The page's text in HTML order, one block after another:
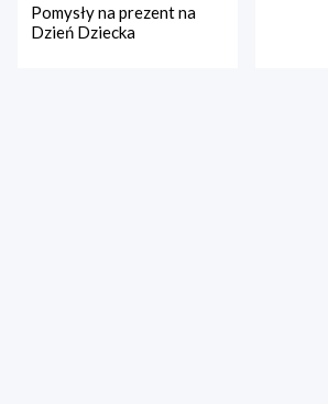
Pomysły na prezent na
Dzień Dziecka